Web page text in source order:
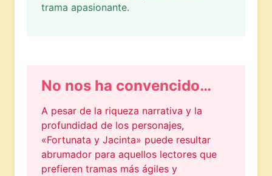
trama apasionante.
No nos ha convencido…
A pesar de la riqueza narrativa y la
profundidad de los personajes,
«Fortunata y Jacinta» puede resultar
abrumador para aquellos lectores que
prefieren tramas más ágiles y